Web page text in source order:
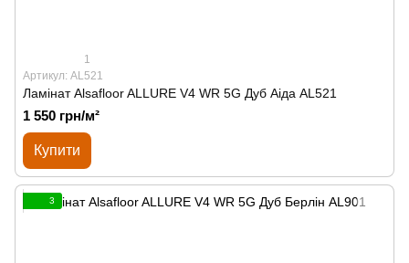
1
Артикул: AL521
Ламінат Alsafloor ALLURE V4 WR 5G Дуб Аіда AL521
1 550 грн/м²
Купити
3